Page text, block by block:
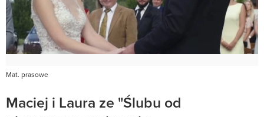
Mat. prasowe
Maciej i Laura ze "Ślubu od